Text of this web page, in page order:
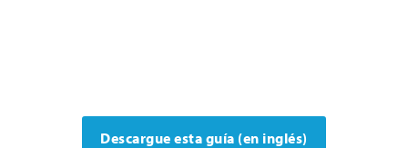
Descargue esta guía (en inglés)